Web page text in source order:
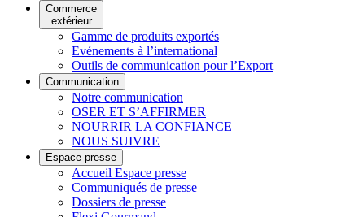
Commerce
extérieur
Gamme de produits exportés
Evénements à l’international
Outils de communication pour l’Export
Communication
Notre communication
OSER ET S’AFFIRMER
NOURRIR LA CONFIANCE
NOUS SUIVRE
Espace presse
Accueil Espace presse
Communiqués de presse
Dossiers de presse